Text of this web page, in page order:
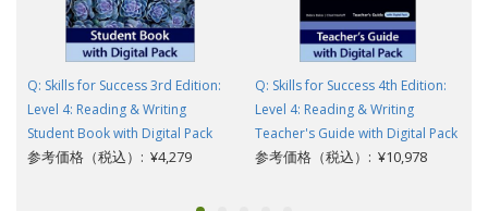
Q: Skills for Success 3rd Edition:
Level 4: Reading & Writing
Student Book with Digital Pack
参考価格（税込）: ¥4,279
Q: Skills for Success 4th Edition:
Level 4: Reading & Writing
Teacher's Guide with Digital Pack
参考価格（税込）: ¥10,978